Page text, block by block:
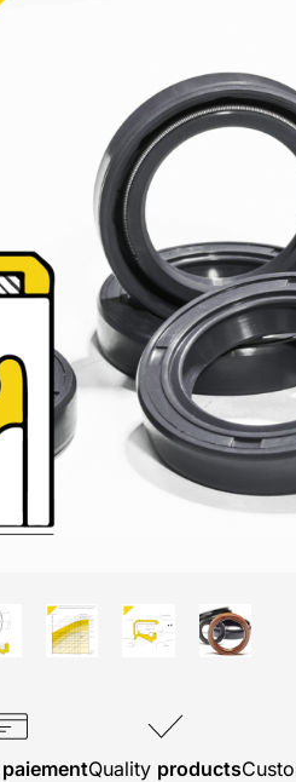
paiementQuality products